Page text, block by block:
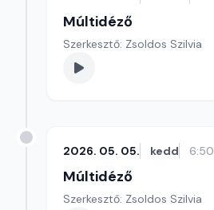
Múltidéző
Szerkesztő: Zsoldos Szilvia
2026. 05. 05. kedd 6:50
Múltidéző
Szerkesztő: Zsoldos Szilvia